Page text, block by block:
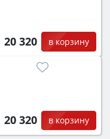
20 320 в корзину
20 320 в корзину